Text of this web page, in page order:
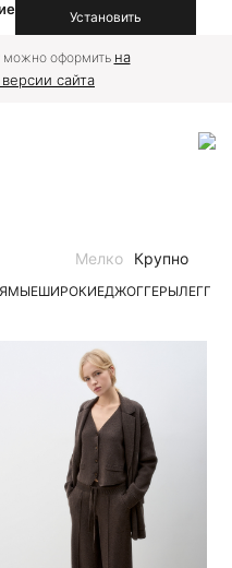
Установить
можно оформить на
сайта
ШИРОКИЕДЖОГГЕРЫ
Мелко Крупно